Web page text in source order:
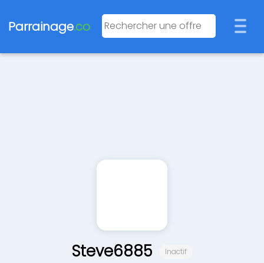
Parrainage.co
Steve6885 Inactif